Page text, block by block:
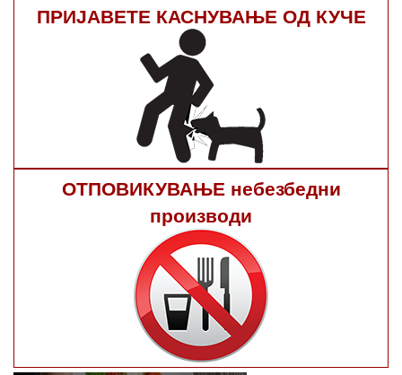
ПРИЈАВЕТЕ КАСНУВАЊЕ ОД КУЧЕ
ОТПОВИКУВАЊЕ небезбедни
производи